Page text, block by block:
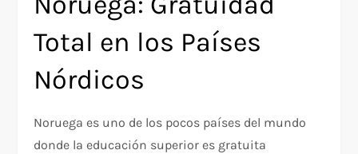
Total en los Países
Nórdicos
Noruega es uno de los pocos países del mundo
donde la educación superior es gratuita